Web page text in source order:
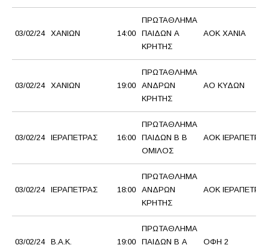
03/02/24 ΧΑΝΙΩΝ 14:00
ΠΡΩΤΑΘΛΗΜΑ
ΠΑΙΔΩΝ Α
ΚΡΗΤΗΣ
AOK XANΙΑ
03/02/24 ΧΑΝΙΩΝ 19:00
ΠΡΩΤΑΘΛΗΜΑ
ΑΝΔΡΩΝ
ΚΡΗΤΗΣ
ΑΟ ΚΥΔΩΝ
03/02/24 ΙΕΡΑΠΕΤΡΑΣ 16:00
ΠΡΩΤΑΘΛΗΜΑ
ΠΑΙΔΩΝ Β Β
ΟΜΙΛΟΣ
ΑΟΚ ΙΕΡΑΠΕΤΡΑ
03/02/24 ΙΕΡΑΠΕΤΡΑΣ 18:00
ΠΡΩΤΑΘΛΗΜΑ
ΑΝΔΡΩΝ
ΚΡΗΤΗΣ
ΑΟΚ ΙΕΡΑΠΕΤΡΑ
03/02/24 Β.Α.Κ. 19:00
ΠΡΩΤΑΘΛΗΜΑ
ΠΑΙΔΩΝ Β Α
ΟΦΗ 2